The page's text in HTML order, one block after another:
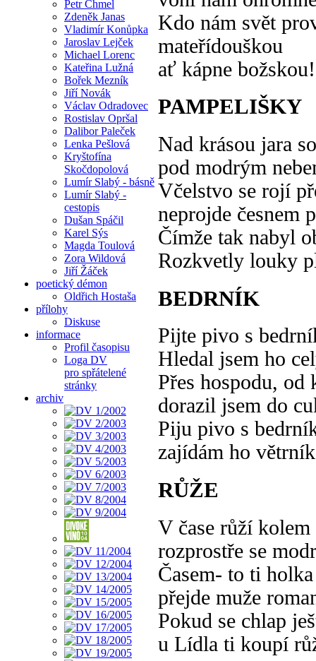
Petr Chmel
Zdeněk Janas
Vladimír Konůpka
Jaroslav Lejček
Michael Lorenc
Kateřina Lužná
Bořek Mezník
Jiří Novák
Václav Odradovec
Rostislav Opršal
Dalibor Paleček
Lenka Pešlová
Kryštofína
Skočdopolová
Lumír Slabý - básně
Lumír Slabý -
cestopis
Dušan Spáčil
Karel Sýs
Magda Toulová
Zora Wildová
Jiří Žáček
poetický démon
Oldřich Hostaša
přílohy
Diskuse
informace
Profil časopisu
Loga DV
pro spřátelené
stránky
archiv
Kdo nám svět
mateřídouškou
ať kápne božskou!
PAMPELIŠKY
Nad krásou jara
pod modrým
Včelstvo se rojí
neprojde česnem
Čímže tak nabyl
Rozkvetly louky
BEDRNÍK
Pijte pivo s
Hledal jsem ho
Přes hospodu, od
dorazil jsem do
Piju pivo s
zajídám ho
RŮŽE
V čase růží kolem
rozprostře se
Časem- to ti
přejde muže
Pokud se chlap
u Lídla ti koupí